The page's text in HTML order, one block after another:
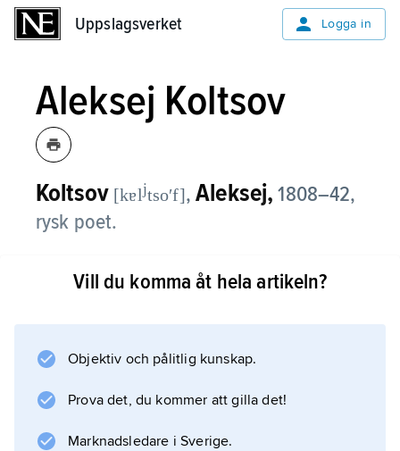
Uppslagsverket Logga in
Aleksej Koltsov
Koltsov [kɐljtsoʹf],Aleksej, 1808–42,
rysk poet.
boskapshandlare, uppfostrades Aleksej
Petersburg trycktes och väckte
lyrik. Folkvisans enkelhet och melodi
utmärker hans dikter, som ofta tonsatts.
Vill du komma åt hela artikeln?
Objektiv och pålitlig kunskap.
Prova det, du kommer att gilla det!
Marknadsledare i Sverige.